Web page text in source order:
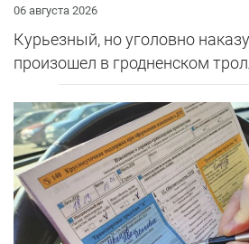
06 августа 2026
Курьезный, но уголовно
произошел в гродненском